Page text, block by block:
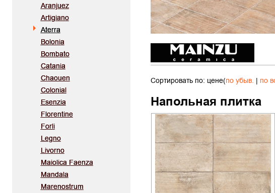
Aranjuez
Artigiano
Aterra
Bolonia
Bombato
Catania
Chaouen
Colonial
Esenzia
Florentine
Forli
Legno
Livorno
Maiolica Faenza
Mandala
Marenostrum
Сортировать по: цене(по убыв. | по
Напольная плитка